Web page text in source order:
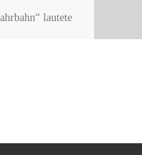
lautete